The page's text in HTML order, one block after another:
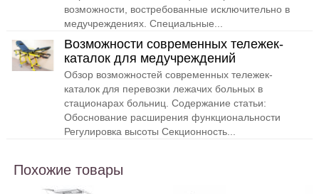
возможности, востребованные исключительно в
медучреждениях. Специальные...
Возможности современных тележек-
каталок для медучреждений
Обзор возможностей современных тележек-
каталок для перевозки лежачих больных в
стационарах больниц. Содержание статьи:
Обоснование расширения функциональности
Регулировка высоты Секционность...
Похожие товары